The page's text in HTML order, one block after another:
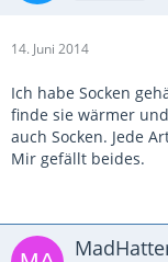
14. Juni 2014
Ich habe Socken
finde sie wärmer
auch Socken. Jede
Mir gefällt beides.